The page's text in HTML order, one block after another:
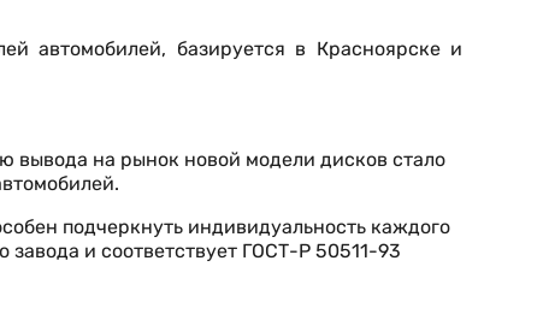
автомобилей, базируется в Красноярске и
вывода на рынок новой модели дисков стало
подчеркнуть индивидуальность каждого
и соответствует ГОСТ-Р 50511-93